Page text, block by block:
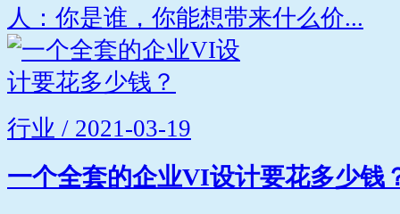
人：你是谁，你能想带来什么价...
行业 / 2021-03-19
一个全套的企业VI设计要花多少钱